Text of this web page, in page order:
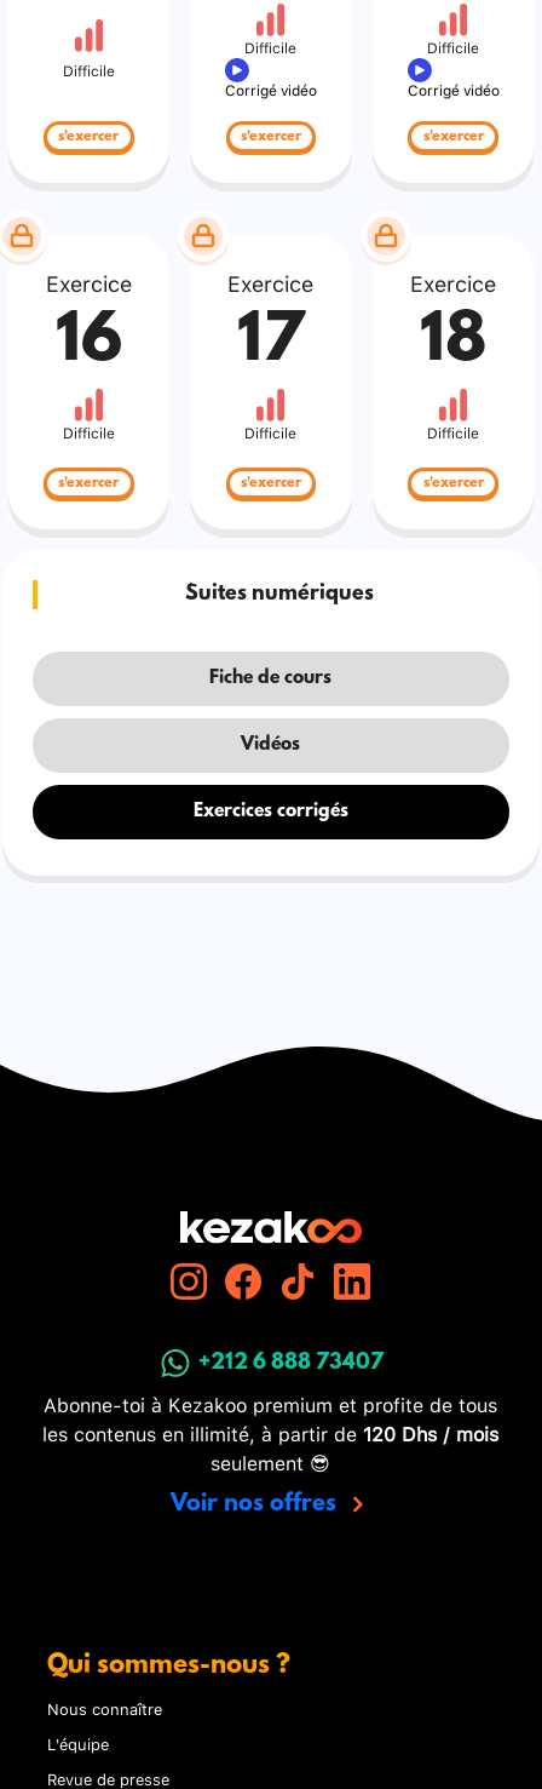
Difficile
s'exercer
Difficile
Corrigé vidéo
s'exercer
Difficile
Corrigé vidéo
s'exercer
Exercice
16
Difficile
s'exercer
Exercice
17
Difficile
s'exercer
Exercice
18
Difficile
s'exercer
Suites numériques
Fiche de cours
Vidéos
Exercices corrigés
+212 6 888 73407
Abonne-toi à Kezakoo premium et profite de tous
les contenus en illimité, à partir de 120 Dhs / mois
seulement 😎
Voir nos offres
Qui sommes-nous ?
Nous connaître
L'équipe
Revue de presse